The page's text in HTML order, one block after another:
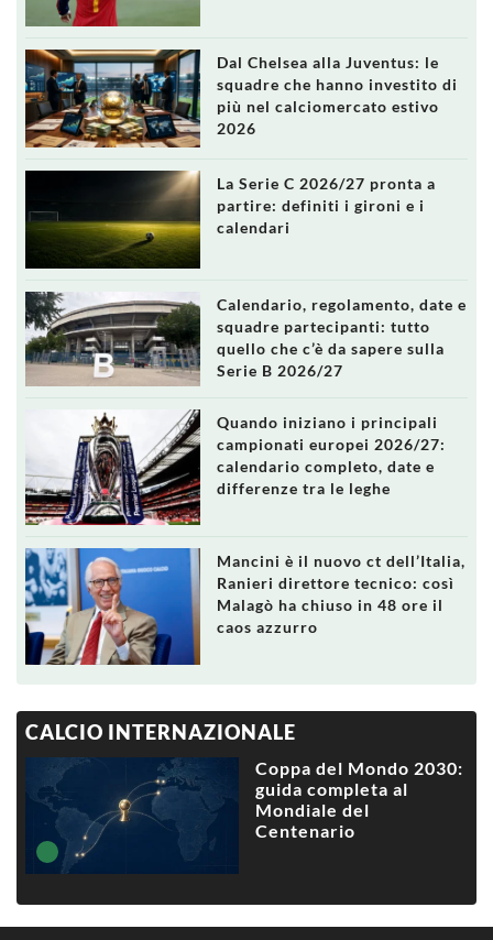
Dal Chelsea alla Juventus: le
squadre che hanno investito di
più nel calciomercato estivo
2026
La Serie C 2026/27 pronta a
partire: definiti i gironi e i
calendari
Calendario, regolamento, date e
squadre partecipanti: tutto
quello che c’è da sapere sulla
Serie B 2026/27
Quando iniziano i principali
campionati europei 2026/27:
calendario completo, date e
differenze tra le leghe
Mancini è il nuovo ct dell’Italia,
Ranieri direttore tecnico: così
Malagò ha chiuso in 48 ore il
caos azzurro
CALCIO INTERNAZIONALE
Coppa del Mondo 2030:
guida completa al
Mondiale del
Centenario